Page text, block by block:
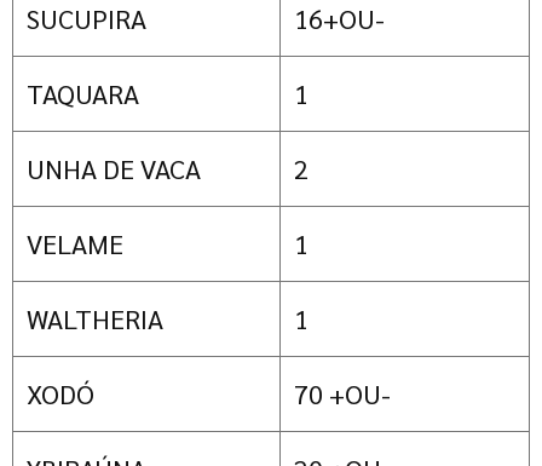
SUCUPIRA 16+OU-
TAQUARA 1
UNHA DE VACA 2
VELAME 1
WALTHERIA 1
XODÓ 70 +OU-